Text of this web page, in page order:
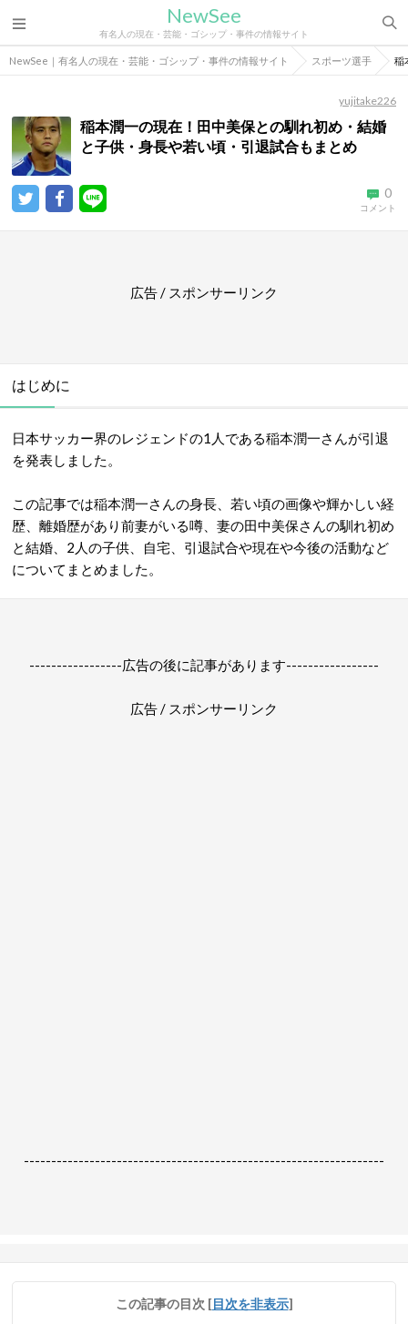
NewSee
有名人の現在・芸能・ゴシップ・事件の情報サイト
NewSee｜有名人の現在・芸能・ゴシップ・事件の情報サイト スポーツ選手 稲
yujitake226
稲本潤一の現在！田中美保との馴れ初め・結婚
と子供・身長や若い頃・引退試合もまとめ
0
コメント
広告 / スポンサーリンク
はじめに
日本サッカー界のレジェンドの1人である稲本潤一さんが引退
を発表しました。
この記事では稲本潤一さんの身長、若い頃の画像や輝かしい経
歴、離婚歴があり前妻がいる噂、妻の田中美保さんの馴れ初め
と結婚、2人の子供、自宅、引退試合や現在や今後の活動など
についてまとめました。
-----------------広告の後に記事があります-----------------
広告 / スポンサーリンク
------------------------------------------------------------------
この記事の目次 [目次を非表示]